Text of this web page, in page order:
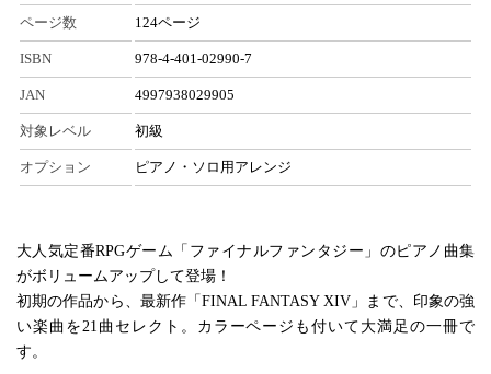
ページ数 124ページ
ISBN 978-4-401-02990-7
JAN 4997938029905
対象レベル 初級
オプション ピアノ・ソロ用アレンジ
大人気定番RPGゲーム「ファイナルファンタジー」のピアノ曲集
がボリュームアップして登場！
初期の作品から、最新作「FINAL FANTASY XIV」まで、印象の強
い楽曲を21曲セレクト。カラーページも付いて大満足の一冊で
す。